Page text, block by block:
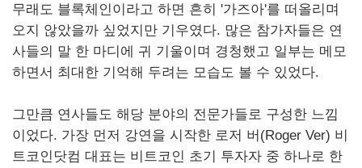
무래도 블록체인이라고 하면 흔히 '가즈아'를 떠올리며
오지 않았을까 싶었지만 기우였다. 많은 참가자들은 연
사들의 말 한 마디에 귀 기울이며 경청했고 일부는 메모
하면서 최대한 기억해 두려는 모습도 볼 수 있었다.
그만큼 연사들도 해당 분야의 전문가들로 구성한 느낌
이었다. 가장 먼저 강연을 시작한 로저 버(Roger Ver) 비
트코인닷컴 대표는 비트코인 초기 투자자 중 하나로 한